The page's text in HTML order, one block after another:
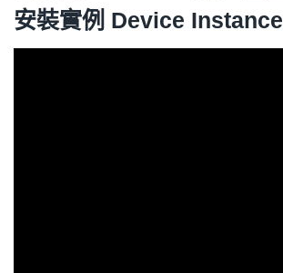
安裝實例 Device Instance